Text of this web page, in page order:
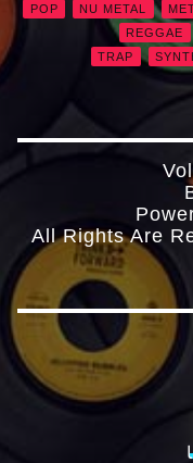
NU METAL
POP
REGGAE
TRAP
All Rights Are